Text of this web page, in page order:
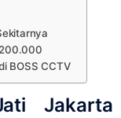
BOSS CCTV
Jakarta